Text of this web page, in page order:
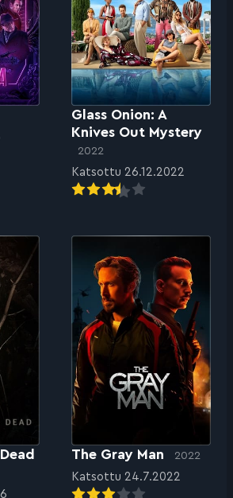
Glass Onion: A
Knives Out Mystery
2022
Katsottu 26.12.2022
The Gray Man 2022
Katsottu 24.7.2022